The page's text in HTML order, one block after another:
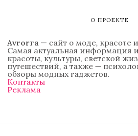
О ПРОЕКТЕ
Avrorra — сайт о моде, красоте
Самая актуальная информация
красоты, культуры, светской
путешествий, а также —
обзоры модных гаджетов.
Контакты
Реклама